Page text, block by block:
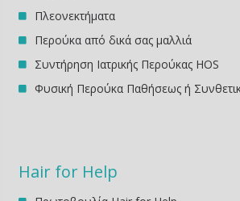
Πλεονεκτήματα
Περούκα από δικά σας μαλλιά
Συντήρηση Ιατρικής Περούκας HOS
Φυσική Περούκα Παθήσεως ή
Hair for Help